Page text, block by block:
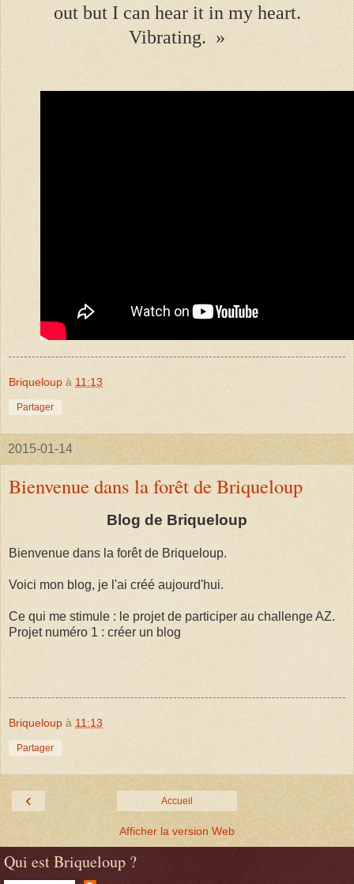
out but I can hear it in my heart.
Vibrating. »
Briqueloup à 11:13
Partager
2015-01-14
Bienvenue dans la forêt de Briqueloup
Blog de Briqueloup
Bienvenue dans la forêt de Briqueloup.
Voici mon blog, je l'ai créé aujourd'hui.
Ce qui me stimule : le projet de participer au challenge AZ.
Projet numéro 1 : créer un blog
Briqueloup à 11:13
Partager
‹ Accueil
Afficher la version Web
Qui est Briqueloup ?